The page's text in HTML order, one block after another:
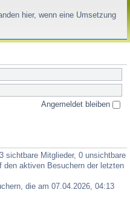
hier, wenn eine Umsetzung
Angemeldet bleiben
sichtbare Mitglieder, 0 unsichtbare
den aktiven Besuchern der letzten
die am 07.04.2026, 04:13